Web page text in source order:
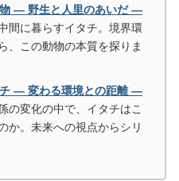
― 野生と人里のあいだ ―
間に暮らすイタチ。境界環
、この動物の本質を探りま
― 変わる環境との距離 ―
の変化の中で、イタチはこ
か。未来への視点からシリ